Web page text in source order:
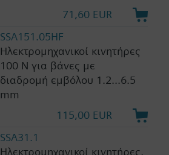
71,60 EUR
SSA151.05HF
Ηλεκτρομηχανικοί κινητήρες
100 N για βάνες με
διαδρομή εμβόλου 1.2...6.5
mm
115,00 EUR
SSA31.1
Ηλεκτρομηχανικοί κινητήρες,